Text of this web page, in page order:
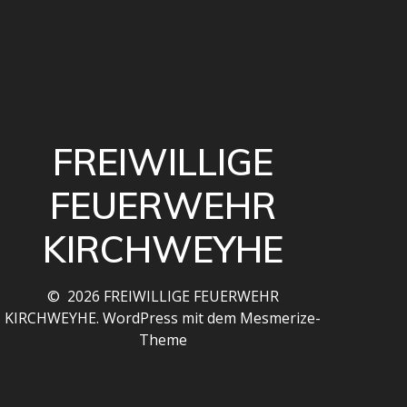
FREIWILLIGE
FEUERWEHR
KIRCHWEYHE
© 2026 FREIWILLIGE FEUERWEHR
KIRCHWEYHE. WordPress mit dem Mesmerize-
Theme